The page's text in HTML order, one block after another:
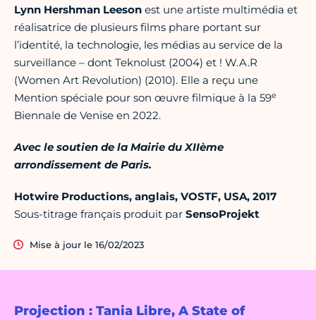
Projection : Tania Libre, A State of
Lynn Hershman Leeson est une artiste multimédia et
réalisatrice de plusieurs films phare portant sur
l’identité, la technologie, les médias au service de la
surveillance – dont Teknolust (2004) et ! W.A.R
(Women Art Revolution) (2010). Elle a reçu une
Mention spéciale pour son œuvre filmique à la 59e
Biennale de Venise en 2022.
Avec le soutien de la Mairie du XIIème
arrondissement de Paris.
Hotwire Productions, anglais, VOSTF, USA, 2017
Sous-titrage français produit par SensoProjekt
Mise à jour le 16/02/2023